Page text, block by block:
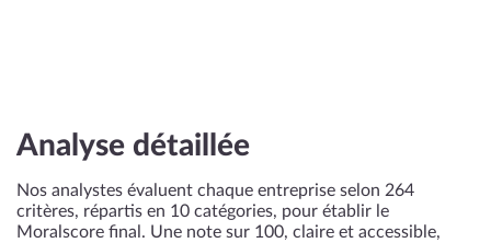
Analyse détaillée
Nos analystes évaluent chaque entreprise selon 264
critères, répartis en 10 catégories, pour établir le
Moralscore final. Une note sur 100, claire et accessible,